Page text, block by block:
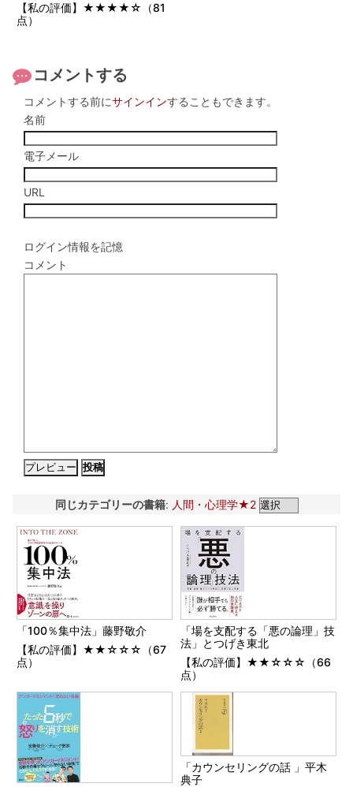
【私の評価】★★★★☆（81
点）
コメントする
コメントする前にサインインすることもできます。
名前
電子メール
URL
ログイン情報を記憶
コメント
同じカテゴリーの書籍: 人間・心理学★2
「100％集中法」藤野敬介
【私の評価】★★☆☆☆（67
点）
「場を支配する「悪の論理」技
法」とつげき東北
【私の評価】★★☆☆☆（66
点）
「カウンセリングの話 」平木
典子